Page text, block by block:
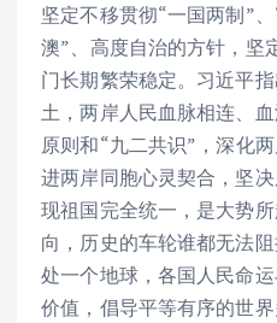
坚定不移贯彻“一国两制”
澳”、高度自治的方针，坚
门长期繁荣稳定。习近平
土，两岸人民血脉相连、
原则和“九二共识”，深化
进两岸同胞心灵契合，坚
现祖国完全统一，是大势
向，历史的车轮谁都无法
处一个地球，各国人民命
价值，倡导平等有序的世